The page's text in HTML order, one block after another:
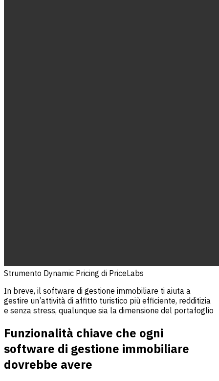
Strumento Dynamic Pricing di PriceLabs
In breve, il software di gestione immobiliare ti aiuta a
gestire un’attività di affitto turistico più efficiente, redditizia
e senza stress, qualunque sia la dimensione del portafoglio
Funzionalità chiave che ogni
software di gestione immobiliare
dovrebbe avere